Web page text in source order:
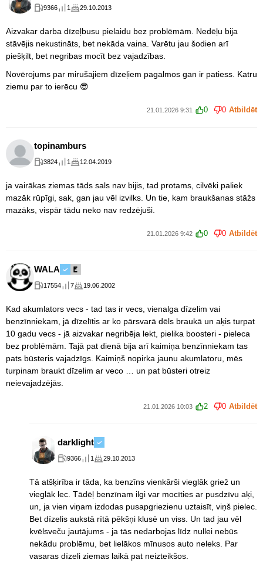
9366 1 29.10.2013
Aizvakar darba dīzeļbusu pielaidu bez problēmām. Nedēļu bija
stāvējis nekustināts, bet nekāda vaina. Varētu jau šodien arī
piešķilt, bet negribas mocīt bez vajadzības.
Novērojums par mirušajiem dīzeļiem pagalmos gan ir patiess. Katru
ziemu par to ierēcu 😎
21.01.2026 9:31 0 0 Atbildēt
topinamburs
3824 1 12.04.2019
ja vairākas ziemas tāds sals nav bijis, tad protams, cilvēki paliek
mazāk rūpīgi, sak, gan jau vēl izvilks. Un tie, kam braukšanas stāžs
mazāks, vispār tādu neko nav redzējuši.
21.01.2026 9:42 0 0 Atbildēt
WALA
17554 7 19.06.2002
Kad akumlators vecs - tad tas ir vecs, vienalga dīzelim vai
benzīnniekam, jā dīzelītis ar ko pārsvarā dēls braukā un aķis turpat
10 gadu vecs - jā aizvakar negribēja lekt, pielika boosteri - pieleca
bez problēmām. Tajā pat dienā bija arī kaimiņa benzīnniekam tas
pats būsteris vajadzīgs. Kaimiņš nopirka jaunu akumlatoru, mēs
turpinam braukt dīzelim ar veco … un pat būsteri otreiz
neievajadzējās.
21.01.2026 10:03 2 0 Atbildēt
darklight
9366 1 29.10.2013
Tā atšķirība ir tāda, ka benzīns vienkārši vieglāk griež un
vieglāk lec. Tādēļ benzīnam ilgi var mocīties ar pusdzīvu aķi,
un, ja vien viņam izdodas pusapgriezienu uztaisīt, viņš pielec.
Bet dīzelis aukstā rītā pēkšņi klusē un viss. Un tad jau vēl
kvēlsveču jautājums - ja tās nedarbojas līdz nullei nebūs
nekādu problēmu, bet lielākos mīnusos auto neleks. Par
vasaras dīzeli ziemas laikā pat neizteikšos.